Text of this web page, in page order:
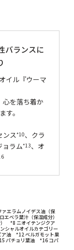
バランスに
イル『ウーマ
心を落ち着か
す。
ンス*10、クラ
ョラム*13、オ
エラムノイデス油（保
ベラ葉汁（保湿成分）
*8 ニオイテンジクア
シャルオイルカテゴリー
油 *12 ベルガモット果
パチョリ葉油 *16 コパ